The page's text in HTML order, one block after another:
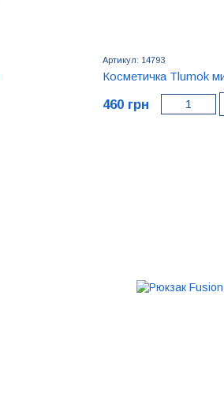
Артикул: 14793
Косметичка Tlumok
460 грн